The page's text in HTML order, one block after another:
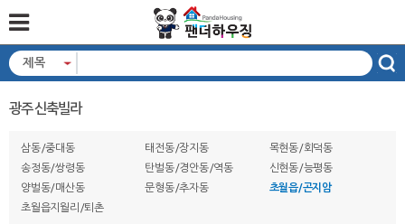
제목
광주 신축빌라
삼동/중대동 태전동/장지동
목현동/회덕동
송정동/쌍령동
탄벌동/경안동/역동
신현동/능평동
양벌동/매산동
문형동/추자동
초월읍/곤지암
초월읍지월리/퇴촌